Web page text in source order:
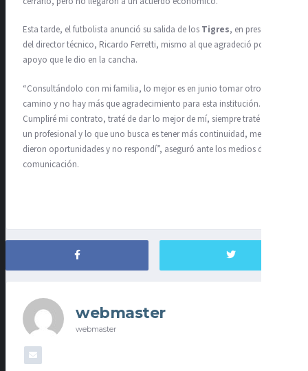
Esta tarde, el futbolista anunció su salida de los Tigres, en presencia
del director técnico, Ricardo Ferretti, mismo al que agradeció por el
apoyo que le dio en la cancha.
“Consultándolo con mi familia, lo mejor es en junio tomar otro
camino y no hay más que agradecimiento para esta institución.
Cumpliré mi contrato, traté de dar lo mejor de mí, siempre traté de ser
un profesional y lo que uno busca es tener más continuidad, me
dieron oportunidades y no respondí”, aseguró ante los medios de
comunicación.
webmaster
webmaster